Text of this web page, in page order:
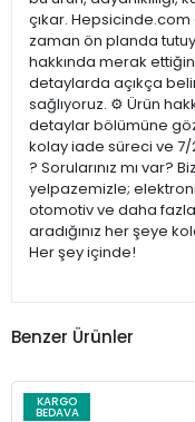
çıkar.
zaman ön planda
hakkında merak
detaylarda açıkça
sağlıyoruz. ⚙️ Ürün
detaylar bölümüne
kolay iade süreci ve 7/
? Sorularınız mı var?
yelpazemizle;
otomotiv ve daha
aradığınız her şeye
Her şey içinde!
Benzer Ürünler
KARGO
BEDAVA